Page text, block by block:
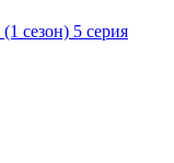
(1 сезон) 5 серия